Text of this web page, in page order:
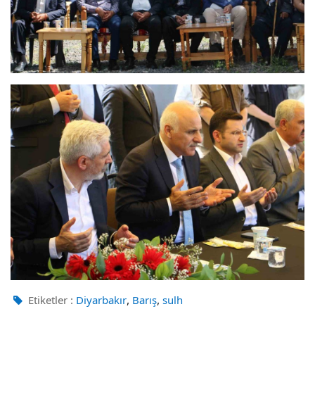
Etiketler : Diyarbakır, Barış, sulh